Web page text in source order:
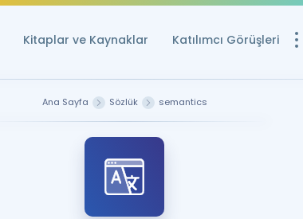
Kitaplar ve Kaynaklar Katılımcı Görüşleri
Ücretsiz
Ana Sayfa Sözlük semantics